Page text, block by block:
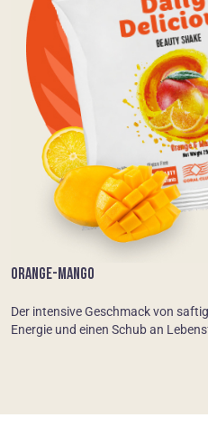
ORANGE-MANGO
Der intensive Geschmack von
Energie und einen Schub an